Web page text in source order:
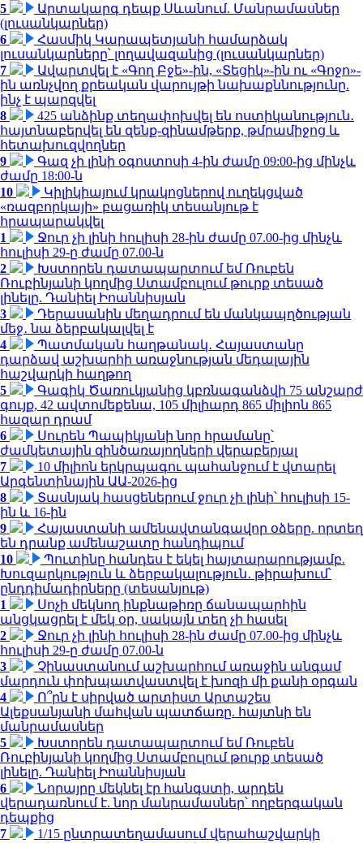
5
Արտակարգ դեպք Սևանում. Մանրամասներ
(լուսանկարներ)
6
Հասմիկ Կարապետյանի համարձակ
լուսանկարները՝ լողավազանից (լուսանկարներ)
7
Ավարտվել է «Գող Բջե»-ին, «Տեցիկ»-ին ու «Գոջո»-
ին առնչվող քրեական վարույթի նախաքննությունը.
ինչ է պարզվել
8
425 անձինք տեղափոխվել են ոստիկանություն․
հայտնաբերվել են զենք-զինամթերք, թմրամիջոց և
հետախուզվողներ
9
Գազ չի լինի օգոստոսի 4-ին ժամը 09:00-ից մինչև
ժամը 18:00-ն
10
Կիլիկիայում կրակոցներով ուղեկցված
«ռազբորկայի» բացառիկ տեսանյութ է
հրապարակվել
1
Ջուր չի լինի հուլիսի 28-ին ժամը 07.00-ից մինչև
հուլիսի 29-ը ժամը 07.00-ն
2
Խստորեն դատապարտում եմ Ռուբեն
Ռուբինյանի կողմից Ստամբուլում թուրք տեսած
լինելը. Դանիել Իոաննիսյան
3
Դերասանին մեղադրում են մանկապղծության
մեջ․ նա ձերբակալվել է
4
Պատմական հաղթանակ․ Հայաստանը
դարձավ աշխարհի առաջնության մեդալային
հաշվարկի հաղթող
5
Գագիկ Ծառուկյանից կբռնագանձվի 75 անշարժ
գույք, 42 ավտոմեքենա, 105 միլիարդ 865 միլիոն 865
հազար դրամ
6
Սուրեն Պապիկյանի նոր հրամանը՝
ժամկետային զինծառայողների վերաբերյալ
7
10 միլիոն երկրպագու պահանջում է վտարել
Արգենտինային ԱԱ-2026-ից
8
Տասնյակ հասցեներում ջուր չի լինի՝ հուլիսի 15-
ին և 16-ին
9
Հայաստանի ամենավտանգավոր օձերը. որտեղ
են դրանք ամենաշատը հանդիպում
10
Պուտինը հանդես է եկել հայտարարությամբ.
Խուզարկություն և ձերբակալություն․ թիրախում՝
ընդդիմադիրները (տեսանյութ)
1
Սոչի մեկնող ինքնաթիռը ճանապարհին
անցկացրել է մեկ օր, սակայն տեղ չի հասել
2
Ջուր չի լինի հուլիսի 28-ին ժամը 07.00-ից մինչև
հուլիսի 29-ը ժամը 07.00-ն
3
Չինաստանում աշխարհում առաջին անգամ
մարդուն փոխպատվաստվել է խոզի մի քանի օրգան
4
Ո՞րն է սիրված արտիստ Արտաշես
Ալեքսանյանի մահվան պատճառը. հայտնի են
մանրամասներ
5
Խստորեն դատապարտում եմ Ռուբեն
Ռուբինյանի կողմից Ստամբուլում թուրք տեսած
լինելը. Դանիել Իոաննիսյան
6
Նորայրը մեկնել էր հանգստի, արդեն
վերադառնում է. նոր մանրամասներ՝ ողբերգական
դեպքից
7
1/15 ընտրատեղամասում վերահաշվարկի